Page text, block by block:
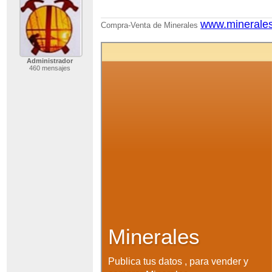
Administrador
460 mensajes
Compra-Venta de Minerales